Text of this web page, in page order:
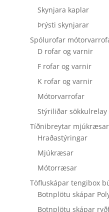
Skynjara kaplar
Þrýsti skynjarar
Spólurofar
D rofar og varnir
F rofar og varnir
K rofar og varnir
Mótorvarrofar
Stýriliðar sökkulrelay
Tíðnibreytar
Hraðastýringar
Mjúkræsar
Mótorræsar
Töfluskápar tengibox
Botnplötu skápar
Botnplötu skápar